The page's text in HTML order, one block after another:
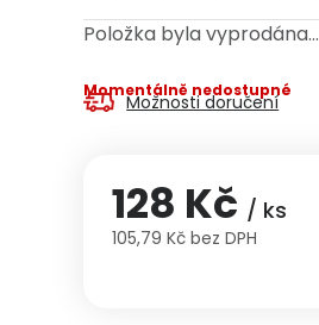
Položka byla vyprodána…
Momentálně nedostupné
Možnosti doručení
128 Kč / ks
105,79 Kč bez DPH